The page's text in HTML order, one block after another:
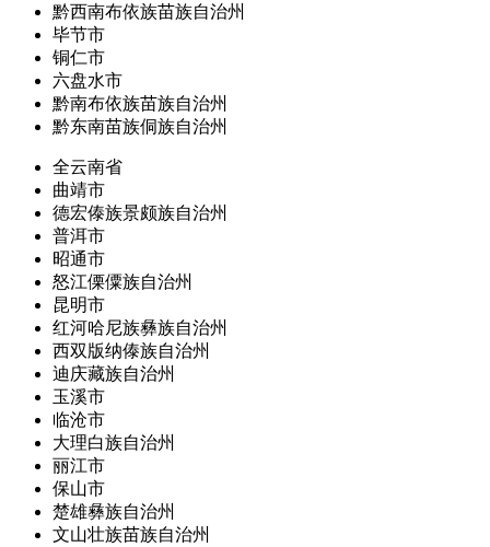
黔西南布依族苗族自治州
毕节市
铜仁市
六盘水市
黔南布依族苗族自治州
黔东南苗族侗族自治州
全云南省
曲靖市
德宏傣族景颇族自治州
普洱市
昭通市
怒江傈僳族自治州
昆明市
红河哈尼族彝族自治州
西双版纳傣族自治州
迪庆藏族自治州
玉溪市
临沧市
大理白族自治州
丽江市
保山市
楚雄彝族自治州
文山壮族苗族自治州